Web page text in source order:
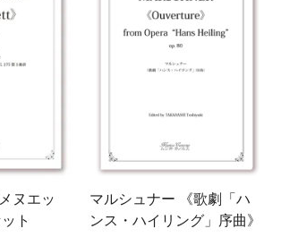
ヌエッ
ト
マルシュナー 《歌劇「ハ
ンス・ハイリング」序曲》